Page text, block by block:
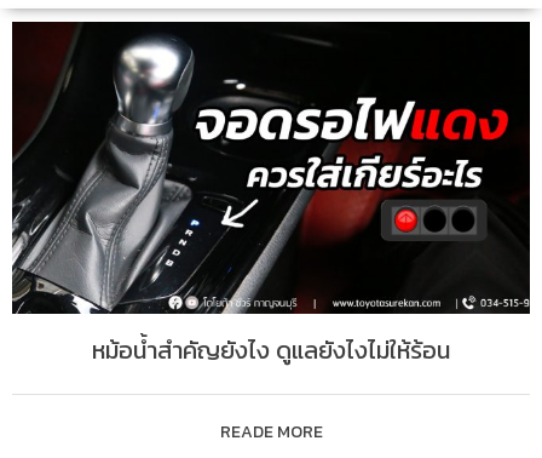
หม้อน้ำสำคัญยังไง ดูแลยังไงไม่ให้ร้อน
READE MORE